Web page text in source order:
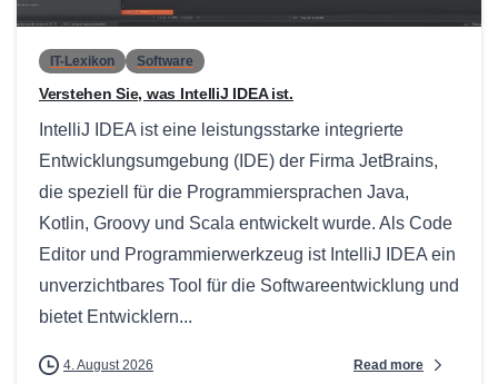
IT-Lexikon Software
Verstehen Sie, was IntelliJ IDEA ist.
IntelliJ IDEA ist eine leistungsstarke integrierte
Entwicklungsumgebung (IDE) der Firma JetBrains,
die speziell für die Programmiersprachen Java,
Kotlin, Groovy und Scala entwickelt wurde. Als Code
Editor und Programmierwerkzeug ist IntelliJ IDEA ein
unverzichtbares Tool für die Softwareentwicklung und
bietet Entwicklern...
4. August 2026 Read more